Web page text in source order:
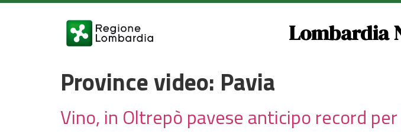
Lombardia
Province video: Pavia
Vino, in Oltrepò pavese anticipo record